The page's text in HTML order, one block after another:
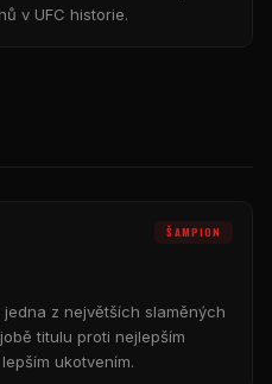
v UFC historie.
ŠAMPION
z největších slaměných
titulu proti nejlepším
ukotvením.